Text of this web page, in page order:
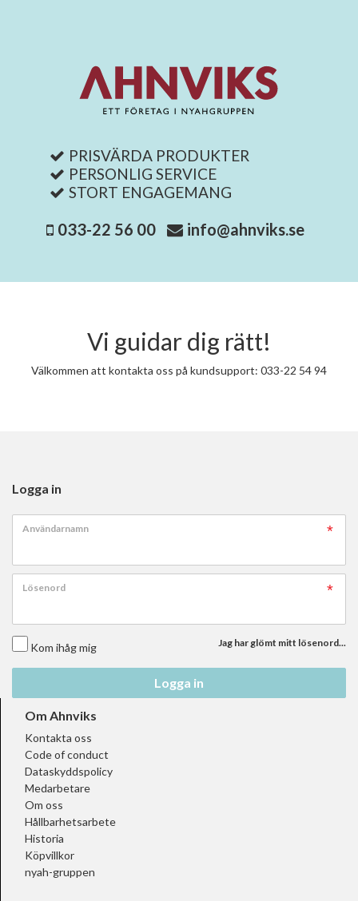
PRISVÄRDA PRODUKTER
PERSONLIG SERVICE
STORT ENGAGEMANG
033-22 56 00 info@ahnviks.se
Vi guidar dig rätt!
Välkommen att kontakta oss på kundsupport: 033-22 54 94
Logga in
Användarnamn
Lösenord
Kom ihåg mig Jag har glömt mitt lösenord...
Logga in
Om Ahnviks
Kontakta oss
Code of conduct
Dataskyddspolicy
Medarbetare
Om oss
Hållbarhetsarbete
Historia
Köpvillkor
nyah-gruppen